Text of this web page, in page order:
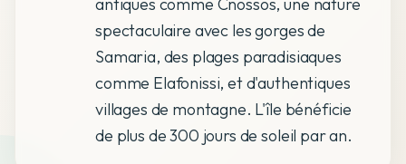
spectaculaire avec les gorges de
Samaria, des plages paradisiaques
comme Elafonissi, et d'authentiques
villages de montagne. L'île bénéficie
de plus de 300 jours de soleil par an.